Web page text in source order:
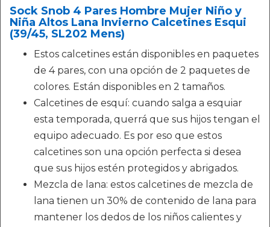
Sock Snob 4 Pares Hombre Mujer Niño y
Niña Altos Lana Invierno Calcetines Esqui
(39/45, SL202 Mens)
Estos calcetines están disponibles en paquetes
de 4 pares, con una opción de 2 paquetes de
colores. Están disponibles en 2 tamaños.
Calcetines de esquí: cuando salga a esquiar
esta temporada, querrá que sus hijos tengan el
equipo adecuado. Es por eso que estos
calcetines son una opción perfecta si desea
que sus hijos estén protegidos y abrigados.
Mezcla de lana: estos calcetines de mezcla de
lana tienen un 30% de contenido de lana para
mantener los dedos de los niños calientes y